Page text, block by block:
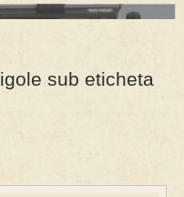
costume, cu gulere albe
sub eticheta